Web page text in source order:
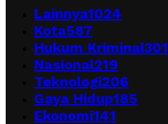
Lainnya1024
Kota587
Hukum Kriminal301
Nasional219
Teknologi206
Gaya Hidup185
Ekonomi141